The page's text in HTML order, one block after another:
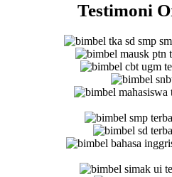
Testimoni